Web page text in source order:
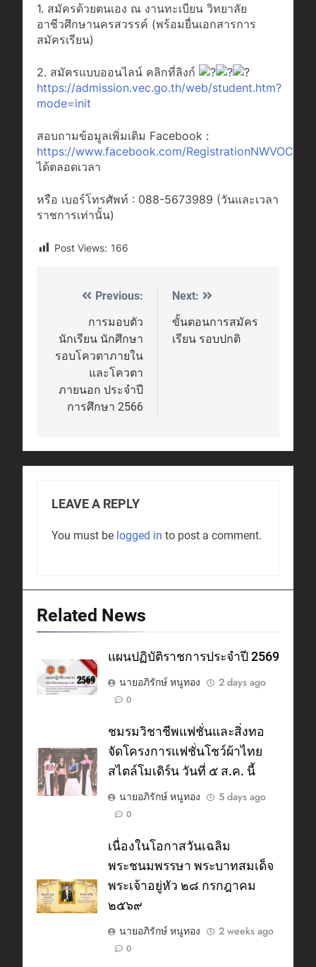
1. สมัครด้วยตนเอง ณ งานทะเบียน วิทยาลัย
อาชีวศึกษานครสวรรค์ (พร้อมยื่นเอกสารการ
สมัครเรียน)
2. สมัครแบบออนไลน์ คลิกที่ลิงก์
https://admission.vec.go.th/web/student.htm?
mode=init
สอบถามข้อมูลเพิ่มเติม Facebook :
https://www.facebook.com/RegistrationNWVOC
ได้ตลอดเวลา
หรือ เบอร์โทรศัพท์ : 088-5673989 (วันและเวลา
ราชการเท่านั้น)
Post Views: 166
Post
navigation
Previous:
การมอบตัว
นักเรียน นักศึกษา
รอบโควตาภายใน
และโควตา
ภายนอก ประจำปี
การศึกษา 2566
Next:
ขั้นตอนการสมัคร
เรียน รอบปกติ
LEAVE A REPLY
You must be logged in to post a comment.
Related News
แผนปฏิบัติราชการประจำปี 2569
นายอภิรักษ์ หนูทอง
2 days ago
0
ชมรมวิชาชีพแฟชั่นและสิ่งทอ
จัดโครงการแฟชั่นโชว์ผ้าไทย
สไตล์โมเดิร์น วันที่ ๕ ส.ค. นี้
นายอภิรักษ์ หนูทอง
5 days ago
0
เนื่องในโอกาสวันเฉลิม
พระชนมพรรษา พระบาทสมเด็จ
พระเจ้าอยู่หัว ๒๘ กรกฎาคม
๒๕๖๙
นายอภิรักษ์ หนูทอง
2 weeks ago
0